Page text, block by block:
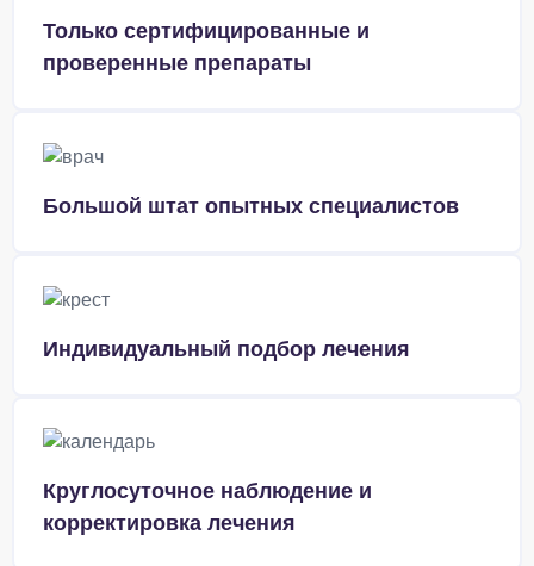
Только сертифицированные и
проверенные препараты
Большой штат опытных специалистов
Индивидуальный подбор лечения
Круглосуточное наблюдение и
корректировка лечения